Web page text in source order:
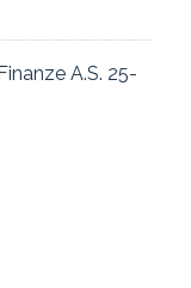
A.S. 25-